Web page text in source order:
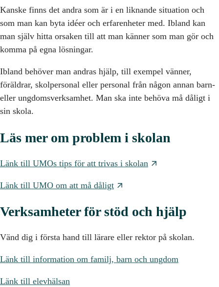
Kanske finns det andra som är i en liknande situation och
som man kan byta idéer och erfarenheter med. Ibland kan
man själv hitta orsaken till att man känner som man gör och
komma på egna lösningar.
Ibland behöver man andras hjälp, till exempel vänner,
föräldrar, skolpersonal eller personal från någon annan barn-
eller ungdomsverksamhet. Man ska inte behöva må dåligt i
sin skola.
Läs mer om problem i skolan
Länk till UMOs tips för att trivas i skolan
Länk till UMO om att må dåligt
Verksamheter för stöd och hjälp
Vänd dig i första hand till lärare eller rektor på skolan.
Länk till information om familj, barn och ungdom
Länk till elevhälsan